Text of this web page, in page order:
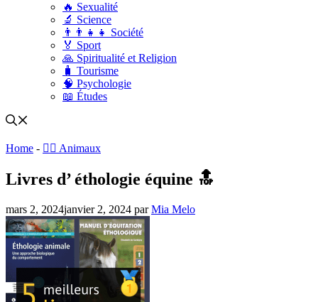
🔥 Sexualité
🔬 Science
👨‍👨‍👧‍👧 Société
🏅 Sport
🙏 Spiritualité et Religion
🧳 Tourisme
🧠 Psychologie
📖 Études
Home - 🐕‍🦺 Animaux
Livres d’ éthologie équine 🔝
mars 2, 2024janvier 2, 2024 parMia Melo